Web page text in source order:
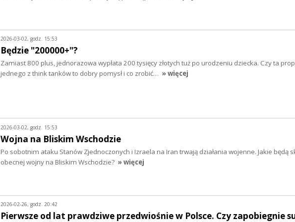
2026-03-02, godz. 15:53
Będzie "200000+"?
Zamiast 800 plus, jednorazowa wypłata 200 tysięcy złotych tuż po urodzeniu dziecka. Czy ta
jednego z think tanków to dobry pomysł i co zrobić… » więcej
2026-03-02, godz. 15:53
Wojna na Bliskim Wschodzie
Po sobotnim ataku Stanów Zjednoczonych i Izraela na Iran trwają działania wojenne. Jakie będą
obecnej wojny na Bliskim Wschodzie? » więcej
2026-02-26, godz. 20:42
Pierwsze od lat prawdziwe przedwiośnie w Polsce. Czy zapobiegnie